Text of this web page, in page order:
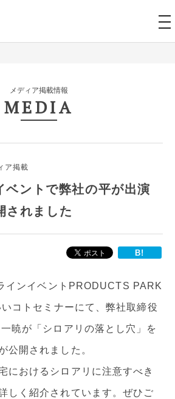
メディア掲載情報
MEDIA
ア掲載
ントで弊社の平が出演
されました
B!
インイベントPRODUCTS PARK
コトセミナーにて、弊社取締役
暁が「シロアリの落とし穴」を
公開されました。
におけるシロアリに注意すべき
しく紹介されています。ぜひご